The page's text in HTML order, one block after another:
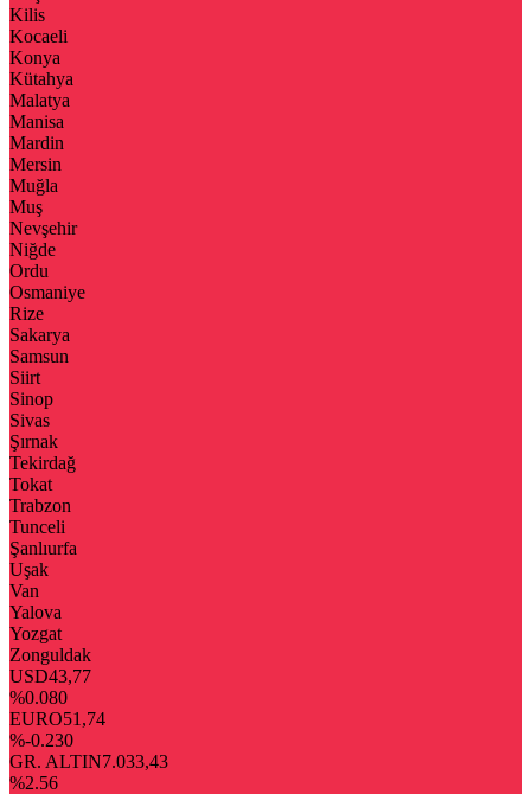
Kilis
Kocaeli
Konya
Kütahya
Malatya
Manisa
Mardin
Mersin
Muğla
Muş
Nevşehir
Niğde
Ordu
Osmaniye
Rize
Sakarya
Samsun
Siirt
Sinop
Sivas
Şırnak
Tekirdağ
Tokat
Trabzon
Tunceli
Şanlıurfa
Uşak
Van
Yalova
Yozgat
Zonguldak
USD43,77
%0.080
EURO51,74
%-0.230
GR. ALTIN7.033,43
%2.56